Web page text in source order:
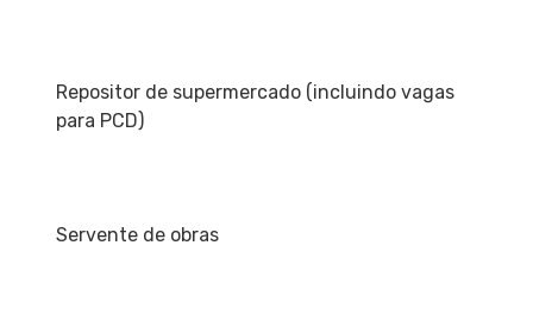
Repositor de supermercado (incluindo vagas
para PCD)
Servente de obras